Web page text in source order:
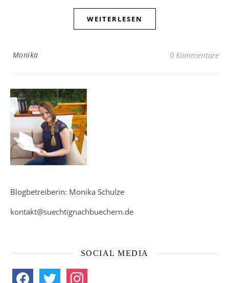
WEITERLESEN
Monika 0 Kommentare
Blogbetreiberin: Monika Schulze
kontakt@suechtignachbuechern.de
SOCIAL MEDIA
facebook twitter instagram